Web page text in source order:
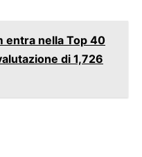
entra nella Top 40
di 1,726